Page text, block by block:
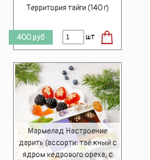
Территория тайги (140 г)
400 руб шт
Мармелад Настроение
дарить (ассорти: таёжный с
ядром кедрового ореха, с